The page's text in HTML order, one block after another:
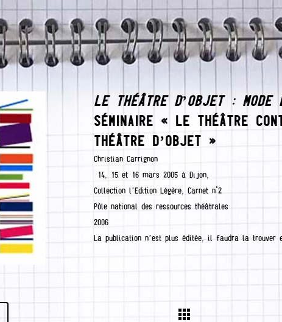
LE THÉÂTRE D’OBJET : MODE
SÉMINAIRE « LE THÉÂTRE
THÉÂTRE D’OBJET »
Christian Carrignon
14, 15 et 16 mars 2005 à Dijon,
Collection l’Edition Légère, Carnet n°2
Pôle national des ressources théâtrales
2006
La publication n’est plus éditée, il faudra la trouver